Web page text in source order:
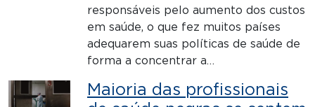
responsáveis pelo aumento dos custos
em saúde, o que fez muitos países
adequarem suas políticas de saúde de
forma a concentrar a…
Maioria das profissionais